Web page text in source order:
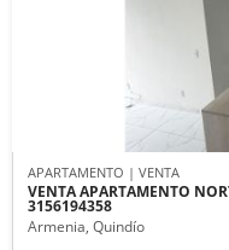
APARTAMENTO | VENTA
VENTA APARTAMENTO
3156194358
Armenia, Quindío